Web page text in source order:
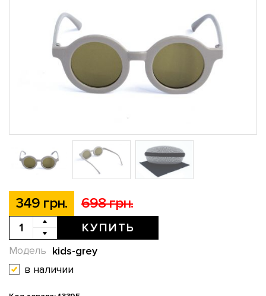
349 грн. 698 грн.
КУПИТЬ
kids-grey
Модель
в наличии